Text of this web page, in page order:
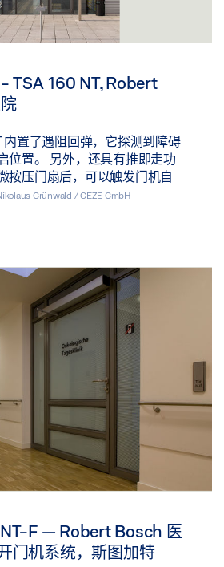
TSA 160 NT, Robert
内置了遇阻回弹，它探测到障碍
位置。 另外，还具有推即走功
按压门扇后，可以触发门机自
Grünwald / GEZE GmbH
F — Robert Bosch 医
门机系统，斯图加特